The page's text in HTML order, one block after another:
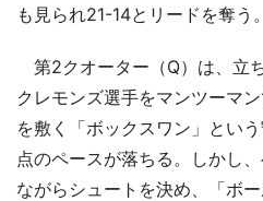
も見られ21-14とリードを奪う。
第2クオーター（Q）は、立
クレモンズ選手をマンツーマ
を敷く「ボックスワン」とい
点のペースが落ちる。しかし
ながらシュートを決め、「ボ